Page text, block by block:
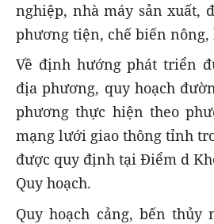
nghiệp, nhà máy sản xuất,
phương tiện, chế biến nông,
Về định hướng phát triển
địa phương, quy hoạch
phương thực hiện theo
mạng lưới giao thông tỉnh
được quy định tại Điểm d
Quy hoạch.
Quy hoạch cảng, bến thủy